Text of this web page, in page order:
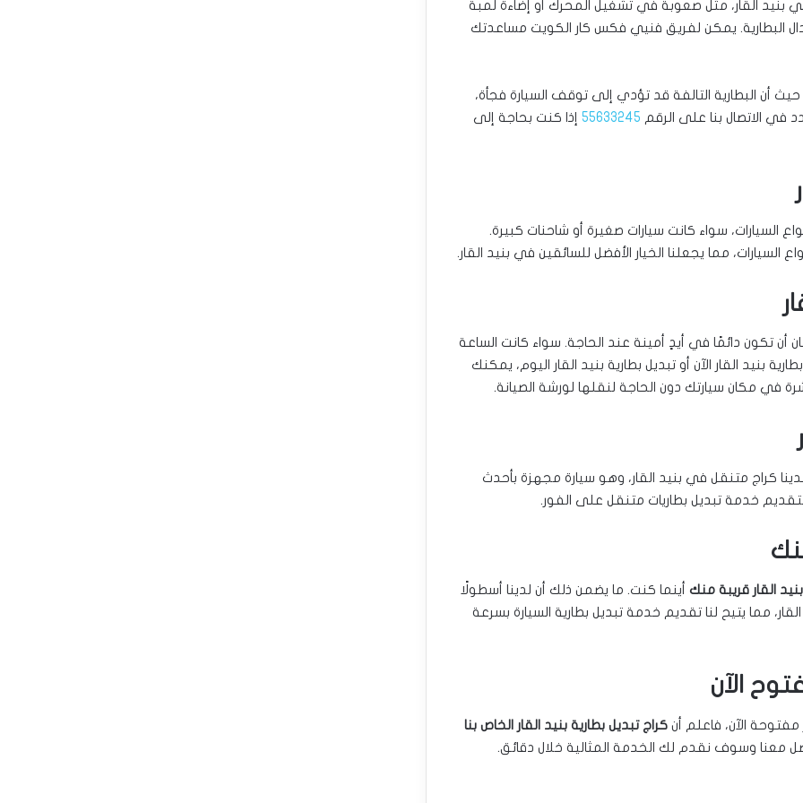
بنيد القار، مثل صعوبة في تشغيل المحرك أو إضاءة لمبة
البطارية. يمكن لفريق فنيي فكس كار الكويت مساعدتك
أن البطارية التالفة قد تؤدي إلى توقف السيارة فجأة،
في الاتصال بنا على الرقم 55633245 إذا كنت بحاجة إلى
السيارات، سواء كانت سيارات صغيرة أو شاحنات كبيرة.
مما يجعلنا الخيار الأفضل للسائقين في بنيد القار.
أن تكون دائمًا في أيدٍ أمينة عند الحاجة. سواء كانت الساعة
بنيد القار الآن أو تبديل بطارية بنيد القار اليوم، يمكنك
في مكان سيارتك دون الحاجة لنقلها لورشة الصيانة.
كراج متنقل في بنيد القار، وهو سيارة مجهزة بأحدث
خدمة تبديل بطاريات متنقل على الفور.
القار قريبة منك أينما كنت. ما يضمن ذلك أن لدينا أسطولًا
مما يتيح لنا تقديم خدمة تبديل بطارية السيارة بسرعة
الآن
الآن، فاعلم أن كراج تبديل بطارية بنيد القار الخاص بنا
وسوف نقدم لك الخدمة المثالية خلال دقائق.